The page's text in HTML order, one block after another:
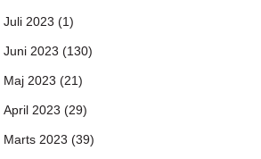
Juli 2023 (1)
Juni 2023 (130)
Maj 2023 (21)
April 2023 (29)
Marts 2023 (39)